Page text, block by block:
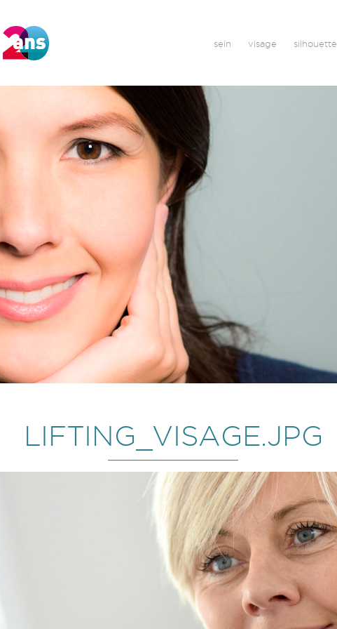
sein visage silhouette
LIFTING_VISAGE.JPG